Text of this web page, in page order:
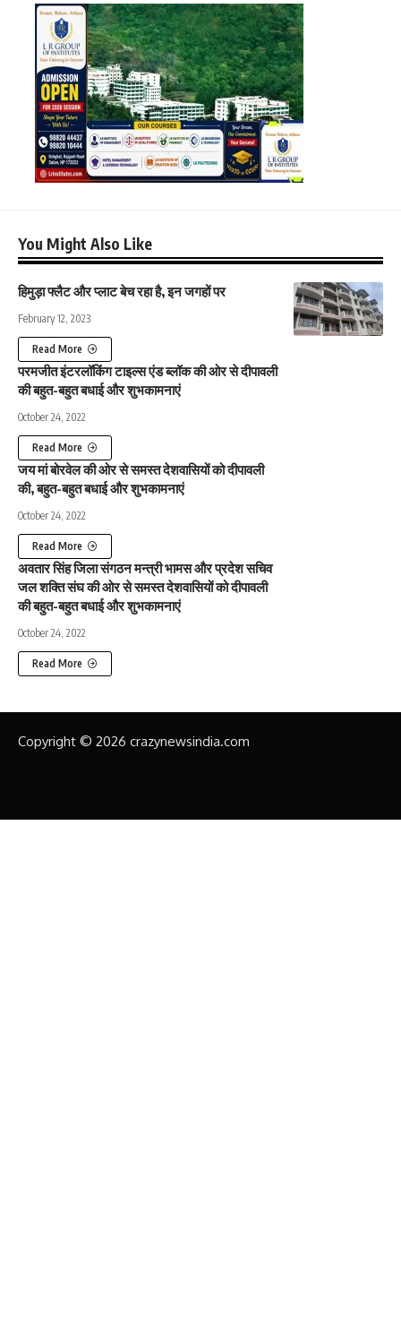
You Might Also Like
हिमुड़ा फ्लैट और प्लाट बेच रहा है, इन जगहों पर
February 12, 2023
Read More
परमजीत इंटरलॉकिंग टाइल्स एंड ब्लॉक की ओर से दीपावली
की बहुत-बहुत बधाई और शुभकामनाएं
October 24, 2022
Read More
जय मां बोरवेल की ओर से समस्त देशवासियों को दीपावली
की, बहुत-बहुत बधाई और शुभकामनाएं
October 24, 2022
Read More
अवतार सिंह जिला संगठन मन्त्री भामस और प्रदेश सचिव
जल शक्ति संघ की ओर से समस्त देशवासियों को दीपावली
की बहुत-बहुत बधाई और शुभकामनाएं
October 24, 2022
Read More
Copyright © 2026 crazynewsindia.com